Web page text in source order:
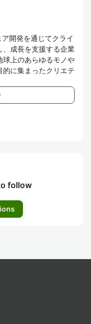
開発を通じてクライ
、成長を支援する企業
球上のあらゆるモノや
的に集まったクリエテ
follow